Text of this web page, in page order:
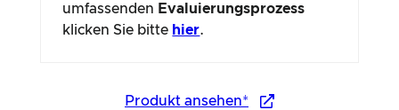
umfassenden Evaluierungsprozess
klicken Sie bitte hier.
Produkt ansehen*